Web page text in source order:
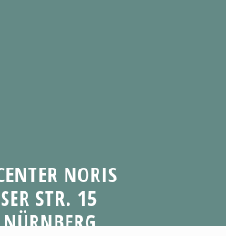
NORIS
STR. 15